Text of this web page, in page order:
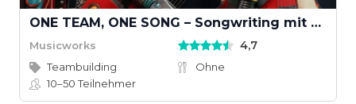
ONE TEAM, ONE SONG – Songwriting mit KI und echten Instrumenten
Musicworks 4,7
Teambuilding
Ohne
10–50Teilnehmer